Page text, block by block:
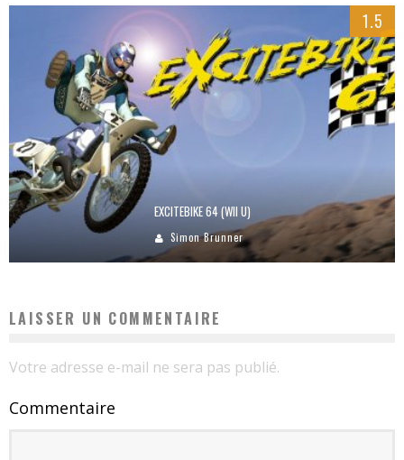
1.5
EXCITEBIKE 64 (WII U)
Simon Brunner
LAISSER UN COMMENTAIRE
Votre adresse e-mail ne sera pas publié.
Commentaire